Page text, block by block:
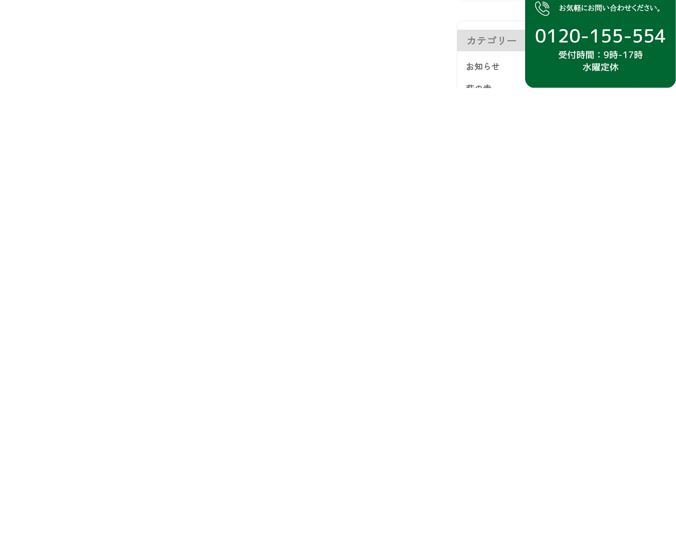
カテゴリー
お知らせ
萩の寺